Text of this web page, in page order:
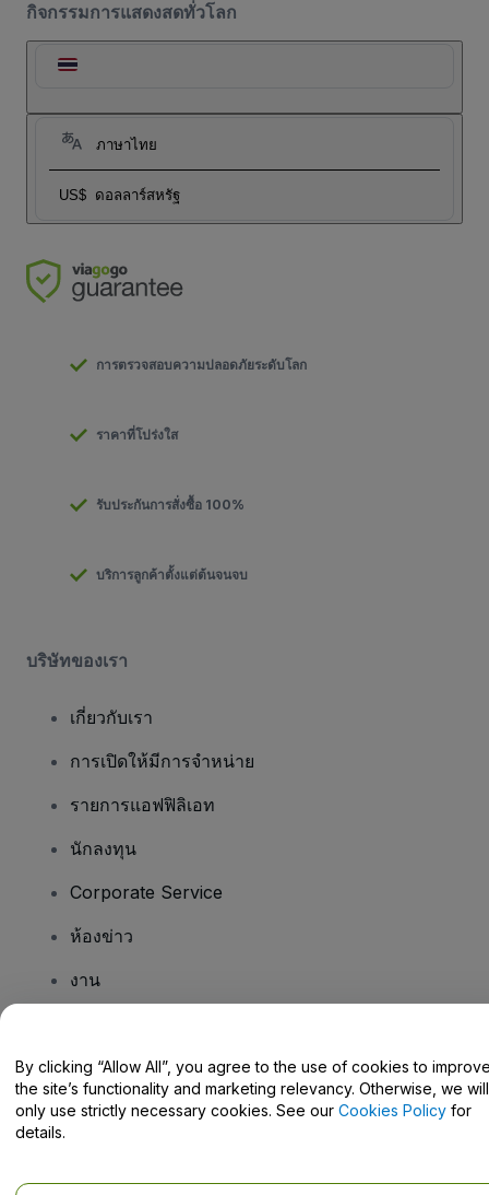
กิจกรรมการแสดงสดทั่วโลก
ภาษาไทย
US$ ดอลลาร์สหรัฐ
การตรวจสอบความปลอดภัยระดับโลก
ราคาที่โปร่งใส
รับประกันการสั่งซื้อ 100%
บริการลูกค้าตั้งแต่ต้นจนจบ
บริษัทของเรา
เกี่ยวกับเรา
การเปิดให้มีการจำหน่าย
รายการแอฟฟิลิเอท
นักลงทุน
Corporate Service
ห้องข่าว
งาน
Help Centre / Contact Us
By clicking “Allow All”, you agree to the use of cookies to
the site’s functionality and marketing relevancy. Otherwise, we will
only use strictly necessary cookies. See our Cookies Policy for
details.